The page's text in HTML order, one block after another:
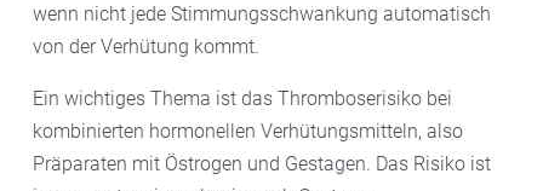
wenn nicht jede Stimmungsschwankung automatisch
von der Verhütung kommt.
Ein wichtiges Thema ist das Thromboserisiko bei
kombinierten hormonellen Verhütungsmitteln, also
Präparaten mit Östrogen und Gestagen. Das Risiko ist